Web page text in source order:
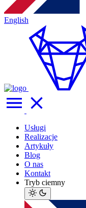
English
Usługi
Realizacje
Artykuły
Blog
O nas
Kontakt
Tryb ciemny